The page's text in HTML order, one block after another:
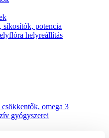
síkosítók, potencia
helyreállítás
omega 3
gyógyszerei